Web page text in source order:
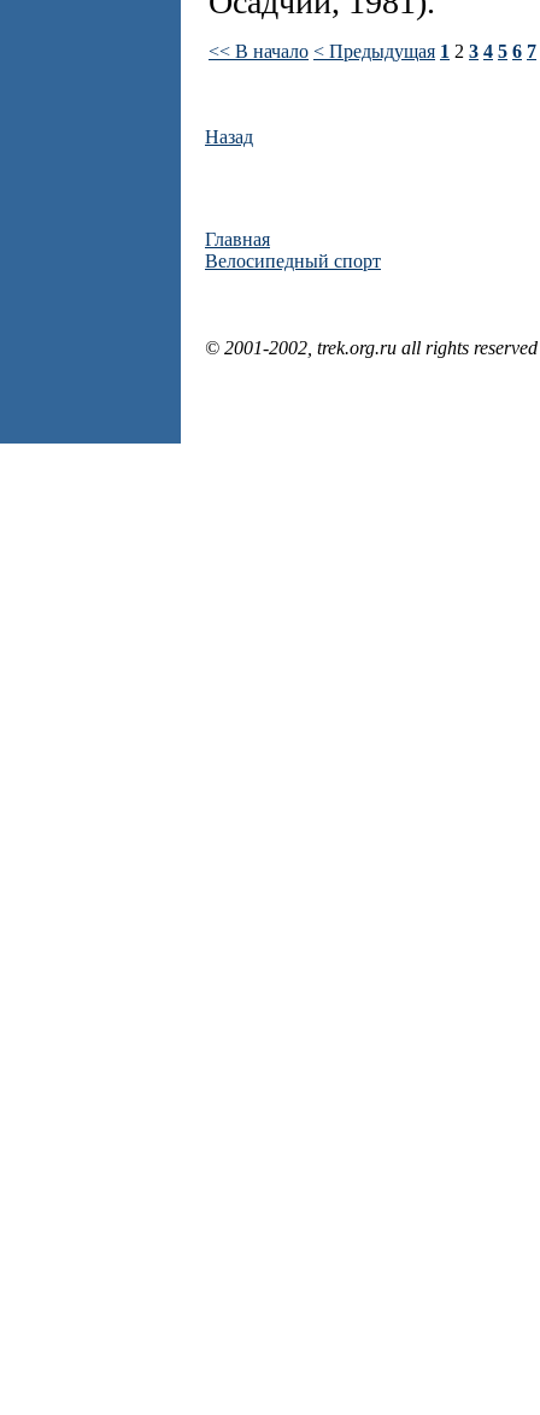
<< В начало < Предыдущая 1 2 3 4 5 6 7
Назад
Главная
Велосипедный спорт
© 2001-2002, trek.org.ru all rights reserved